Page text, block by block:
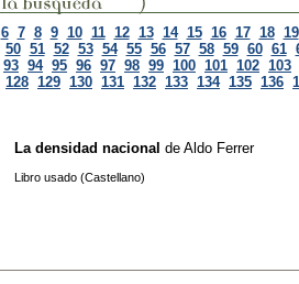
6 7 8 9 10 11 12 13 14 15 16 17 18 19
50 51 52 53 54 55 56 57 58 59 60 61
93 94 95 96 97 98 99 100 101 102 103
128 129 130 131 132 133 134 135 136
La densidad nacional de Aldo Ferrer
Libro usado (Castellano)